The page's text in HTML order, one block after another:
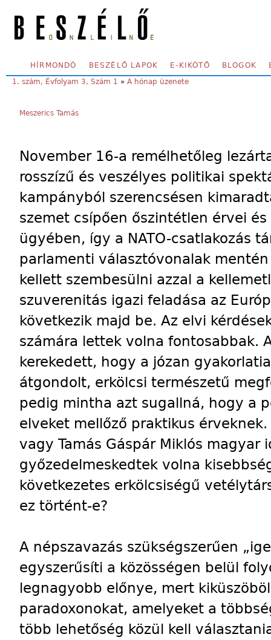
SECONDARY MENU
HÍRMONDÓ BESZÉLŐ LAPOK E-KIKÖTŐ BLOGOK
YOU ARE HERE:
1. szám, Évfolyam 3, Szám 1 » A hónap üzenete
Meszerics Tamás
November 16-a remélhetőleg
rosszízű és veszélyes politikai
kampányból szerencsésen
szemet csípően őszintétlen érvei
ügyében, így a NATO-csatlakozás
parlamenti választóvonalak
kellett szembesülni azzal a
szuverenitás igazi feladása az
következik majd be. Az elvi
számára lettek volna fontosabbak.
kerekedett, hogy a józan
átgondolt, erkölcsi természetű
pedig mintha azt sugallná, hogy a
elveket mellőző praktikus
vagy Tamás Gáspár Miklós magyar
győzedelmeskedtek volna
következetes erkölcsiségű
ez történt-e?
A népszavazás szükségszerűen
egyszerűsíti a közösségen belül
legnagyobb előnye, mert
paradoxonokat, amelyeket a
több lehetőség közül kell